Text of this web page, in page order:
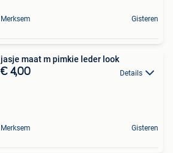
Merksem Gisteren
jasje maat m pimkie leder look
€ 4,00 Details
Merksem Gisteren